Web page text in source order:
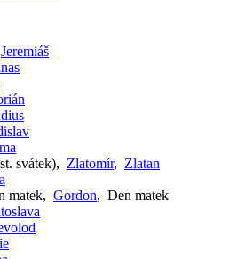
Jeremiáš
svátek), Zlatomír, Zlatan
matek, Gordon, Den matek